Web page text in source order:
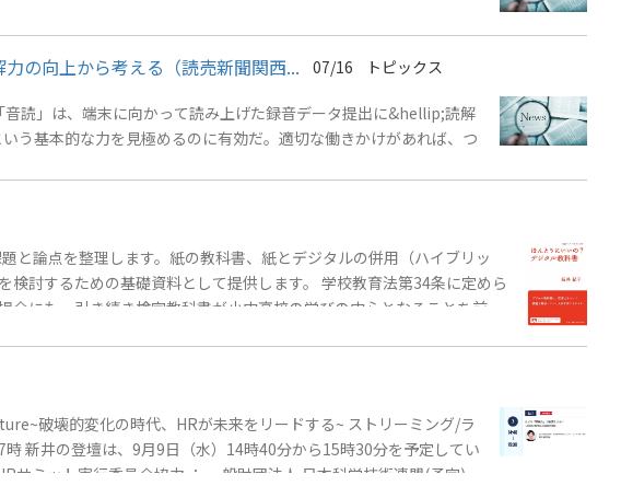
の向上から考える（読売新聞関西... 07/16 トピックス
読」は、端末に向かって読み上げた録音データ提出に&hellip;読解
う基本的な力を見極めるのに有効だ。適切な働きかけがあれば、つ
と論点を整理します。紙の教科書、紙とデジタルの併用（ハイブリッ
討するための基礎資料として提供します。 学校教育法第34条に定めら
にも、引き続き検定教科書が小中高校の学びの中心となることを前提
があると考えられる児童生徒は、小学校...
破壊的変化の時代、HRが未来をリードする~ ストリーミング/ラ
新井の登壇は、9月9日（水）14時40分から15時30分を予定してい
ミット実行委員会協力 ： 一般財団法人 日本科学技術連盟(予定)参